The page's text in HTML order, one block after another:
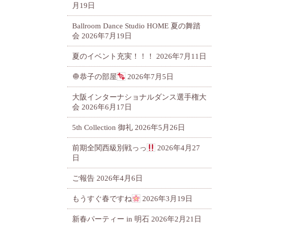
月19日
Ballroom Dance Studio HOME 夏の舞踏
会 2026年7月19日
夏のイベント充実！！！ 2026年7月11日
🧅恭子の部屋 2026年7月5日
大阪インターナショナルダンス選手権大
会 2026年6月17日
5th Collection 御礼 2026年5月26日
前期全関西級別戦っっ
2026年4月27
日
ご報告 2026年4月6日
もうすぐ春ですね 2026年3月19日
新春パーティー in 明石 2026年2月21日